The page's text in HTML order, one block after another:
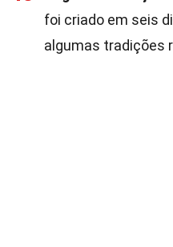
foi criado em seis
algumas tradições